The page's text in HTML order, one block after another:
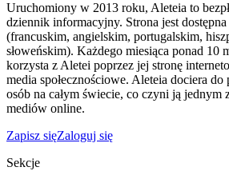
Uruchomiony w 2013 roku, Aleteia to
dziennik informacyjny. Strona jest
(francuskim, angielskim, portugalskim,
słoweńskim). Każdego miesiąca ponad
korzysta z Aletei poprzez jej stronę
media społecznościowe. Aleteia dociera
osób na całym świecie, co czyni ją
mediów online.
Zapisz sięZaloguj się
Sekcje